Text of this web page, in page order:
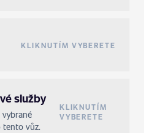
KLIKNUTÍM VYBERETE
služby
tento vůz.
KLIKNUTÍM
VYBERETE